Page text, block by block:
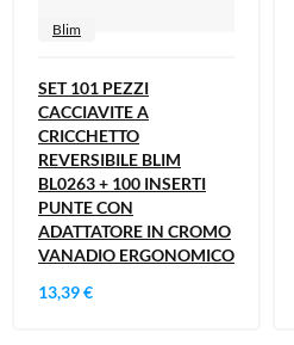
Blim
SET 101 PEZZI
CACCIAVITE A
CRICCHETTO
REVERSIBILE BLIM
BL0263 + 100 INSERTI
PUNTE CON
ADATTATORE IN CROMO
VANADIO ERGONOMICO
13,39 €